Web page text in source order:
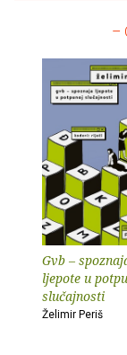
–
Gvb –
ljepote u
slučajnosti
Želimir Periš